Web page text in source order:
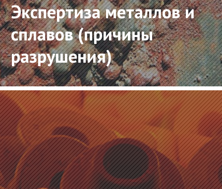
Экспертиза металлов и
сплавов (причины
разрушения)